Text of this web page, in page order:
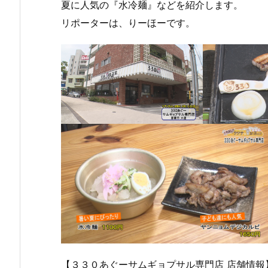
夏に人気の『水冷麺』などを紹介します。
リポーターは、りーほーです。
【３３０あぐーサムギョプサル専門店 店舗情報